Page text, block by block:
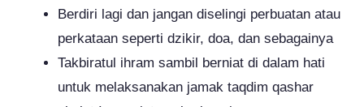
Berdiri lagi dan jangan diselingi perbuatan atau
perkataan seperti dzikir, doa, dan sebagainya
Takbiratul ihram sambil berniat di dalam hati
untuk melaksanakan jamak taqdim qashar